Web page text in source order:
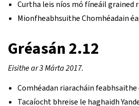
Curtha leis níos mó fíneáil grained
Mionfheabhsuithe Chomhéadain
Gréasán 2.12
Eisithe ar 3 Márta 2017.
Comhéadan riaracháin feabhsaithe
Tacaíocht bhreise le haghaidh